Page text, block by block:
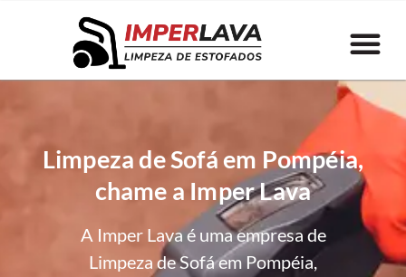
Limpeza de Sofá em Pompéia,
chame a Imper Lava
A Imper Lava é uma empresa de
Limpeza de Sofá em Pompéia,